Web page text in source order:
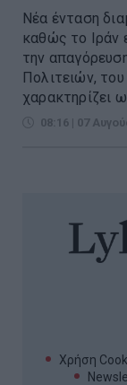
Νέα ένταση
καθώς το Ιράν
την
Πολιτειών,
χαρακτηρίζει
08:16 | 07
Χρήση